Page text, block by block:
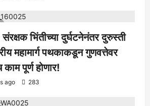
संरक्षक भिंतीच्या दुर्घटनेनंतर दुरुस्ती
महामार्ग पथकाकडून गुणवत्तेवर
पूर्ण होणार!
ago 283
बातम्या निपाणी परिसर